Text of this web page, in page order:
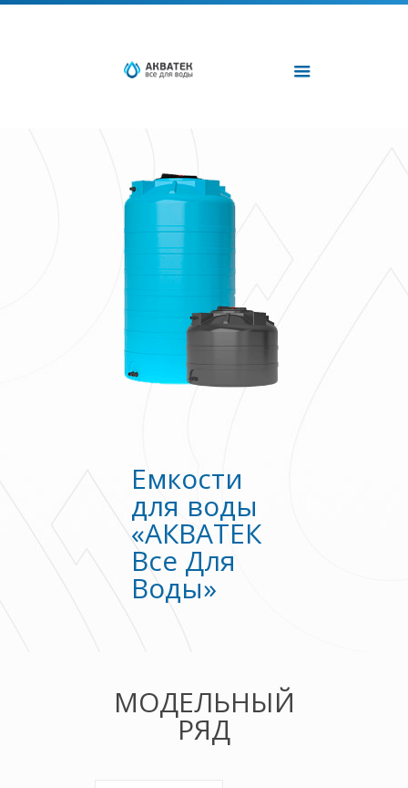
Емкости
для воды
«АКВАТЕК
Все Для
Воды»
МОДЕЛЬНЫЙ
РЯД